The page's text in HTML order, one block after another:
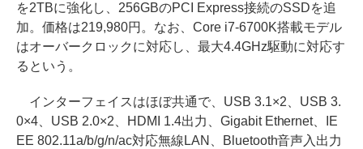
を2TBに強化し、256GBのPCI Express接続のSSDを追
加。価格は219,980円。なお、Core i7-6700K搭載モデル
はオーバークロックに対応し、最大4.4GHz駆動に対応す
るという。
インターフェイスはほぼ共通で、USB 3.1×2、USB 3.
0×4、USB 2.0×2、HDMI 1.4出力、Gigabit Ethernet、IE
EE 802.11a/b/g/n/ac対応無線LAN、Bluetooth音声入出力